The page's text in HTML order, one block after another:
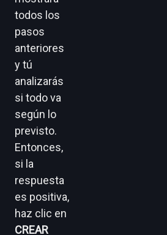
es hora de
consulte
todas tus
elecciones
en esta
conversión.
En otras
palabras:
Facebook
te
mostrará
todos los
pasos
anteriores